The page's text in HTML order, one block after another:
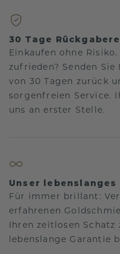
30 Tage
Einkaufen ohne
zufrieden? Senden
von 30 Tagen zurück
sorgenfreien Service.
uns an erster Stelle.
Unser lebenslanges
Für immer brillant:
erfahrenen
Ihren zeitlosen Schatz
lebenslange Garantie